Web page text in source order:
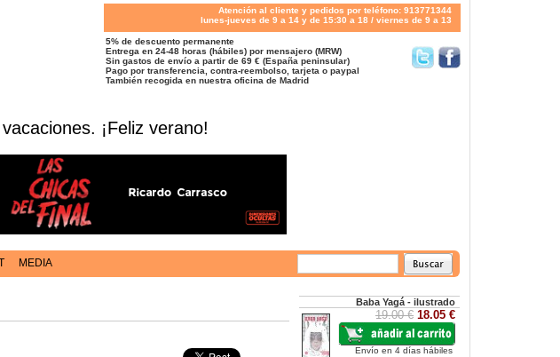
Atención al cliente y pedidos por teléfono: 913771344
lunes-jueves de 9 a 14 y de 15:30 a 18 / viernes de 9 a 13
5% de descuento permanente
Entrega en 24-48 horas (hábiles) por mensajero (MRW)
Sin gastos de envío a partir de 69 € (España peninsular)
Pago por transferencia, contra-reembolso, tarjeta o paypal
También recogida en nuestra oficina de Madrid
¡Feliz verano!
MEDIA
Baba Yagá - ilustrado
19.00 € 18.05 €
Envío en 4 días hábiles